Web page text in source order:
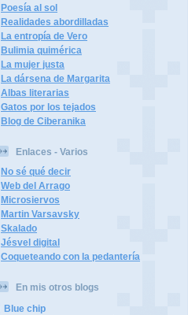
Poesía al sol
Realidades abordilladas
La entropía de Vero
Bulimia quimérica
La mujer justa
La dársena de Margarita
Albas literarias
Gatos por los tejados
Blog de Ciberanika
Enlaces - Varios
No sé qué decir
Web del Arrago
Microsiervos
Martin Varsavsky
Skalado
Jésvel digital
Coqueteando con la pedantería
En mis otros blogs
Blue chip